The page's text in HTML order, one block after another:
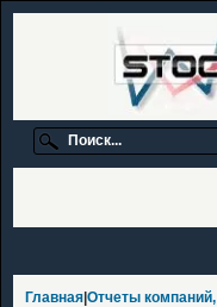
Главная Отчеты